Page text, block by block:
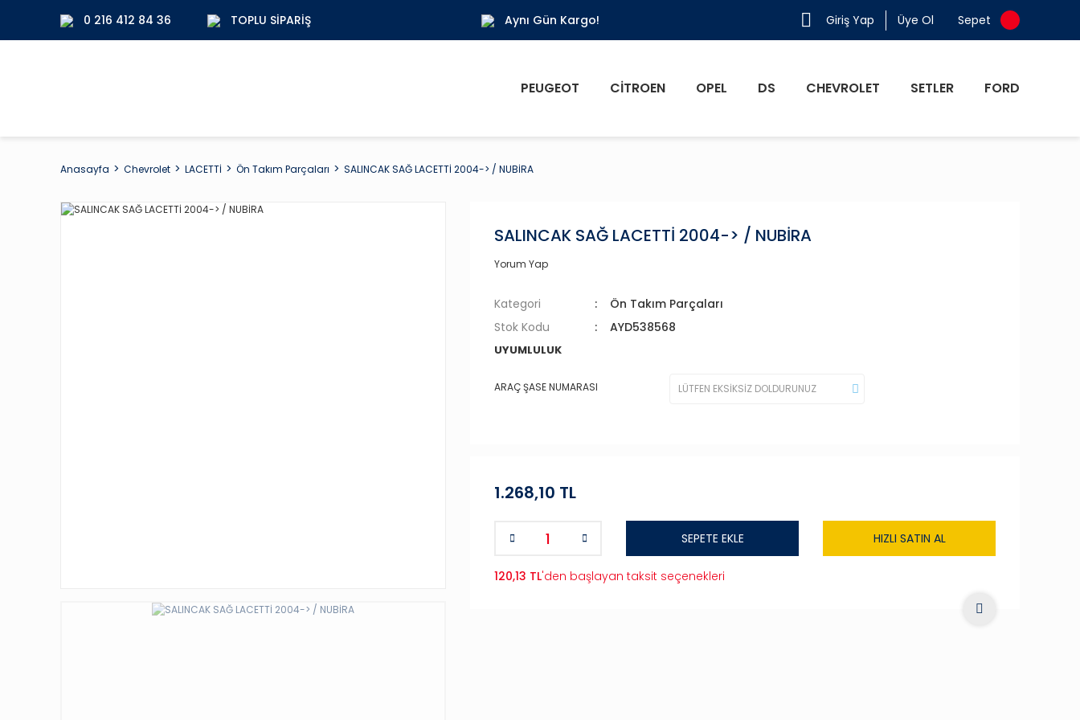
0 216 412 84 36 TOPLU SIPARIŞ Aynı Gün Kargo! Giriş Yap Üye Ol Sepet
PEUGEOT CITROEN OPEL DS CHEVROLET SETLER FORD
Anasayfa Chevrolet LACETTİ Ön Takım Parçaları SALINCAK SAĞ LACETTİ 2004-> / NUBİRA
SALINCAK SAĞ LACETTİ 2004-> / NUBİRA
Yorum Yap
Kategori
Ön Takım Parçaları
Stok Kodu
AYD538568
UYUMLULUK
ARAÇ ŞASE NUMARASI
1.268,10 TL
SEPETE EKLE HIZLI SATIN AL
120,13 TL'den başlayan taksit seçenekleri